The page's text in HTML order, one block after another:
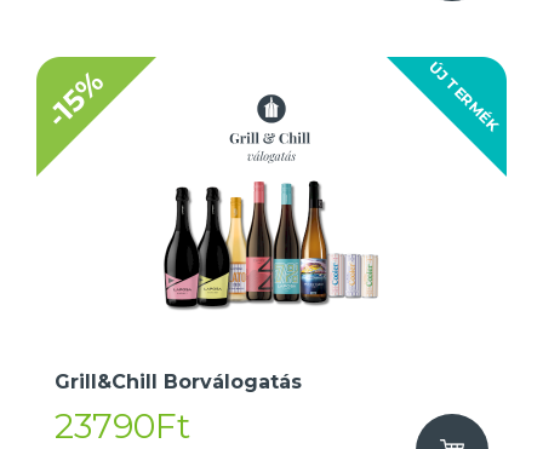
ÚJ TERMÉK
-15%
Grill&Chill Borválogatás
23790Ft